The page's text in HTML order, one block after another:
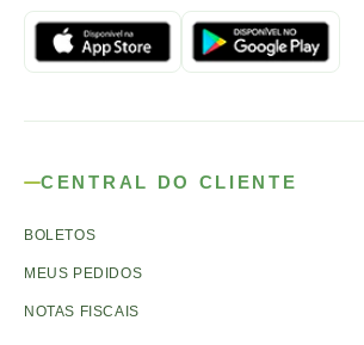
CENTRAL DO CLIENTE
BOLETOS
MEUS PEDIDOS
NOTAS FISCAIS